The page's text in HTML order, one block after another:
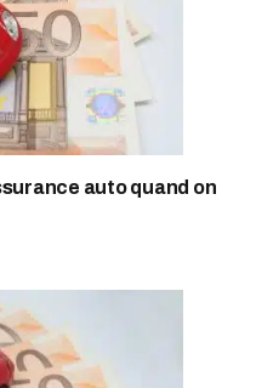
auto quand on